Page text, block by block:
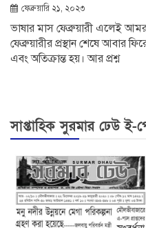
ফেব্রুয়ারি ২১, ২০২৩
ভাষার মাস ফেব্রুয়ারী এলেই আমরা
ফেব্রুয়ারীর প্রস্থান শেষে আবার
এবং অতিক্রান্ত হয়। আর প্রশ্ন
সাপ্তাহিক সুরমার ঢেউ ই-